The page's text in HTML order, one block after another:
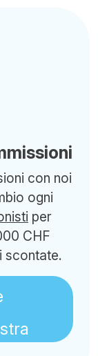
con noi
ogni
per
CHF
scontate.